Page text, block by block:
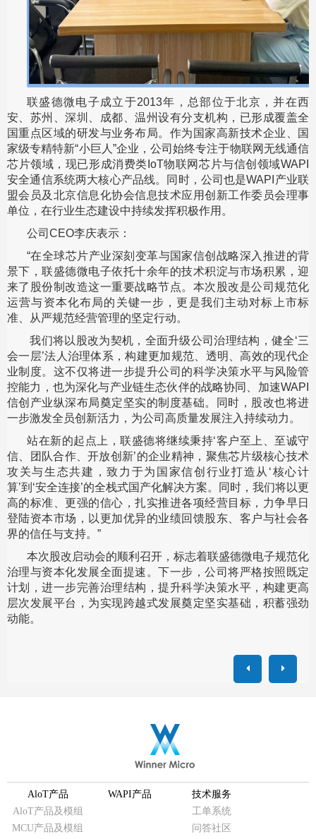
联盛德微电子成立于2013年，总部位于北京，并在西
安、苏州、深圳、成都、温州设有分支机构，已形成覆盖全
国重点区域的研发与业务布局。作为国家高新技术企业、国
家级专精特新“小巨人”企业，公司始终专注于物联网无线通信
芯片领域，现已形成消费类IoT物联网芯片与信创领域WAPI
安全通信系统两大核心产品线。同时，公司也是WAPI产业联
盟会员及北京信息化协会信息技术应用创新工作委员会理事
单位，在行业生态建设中持续发挥积极作用。
公司CEO李庆表示：
“在全球芯片产业深刻变革与国家信创战略深入推进的背
景下，联盛德微电子依托十余年的技术积淀与市场积累，迎
来了股份制改造这一重要战略节点。本次股改是公司规范化
运营与资本化布局的关键一步，更是我们主动对标上市标
准、从严规范经营管理的坚定行动。
我们将以股改为契机，全面升级公司治理结构，健全‘三
会一层’法人治理体系，构建更加规范、透明、高效的现代企
业制度。这不仅将进一步提升公司的科学决策水平与风险管
控能力，也为深化与产业链生态伙伴的战略协同、加速WAPI
信创产业纵深布局奠定坚实的制度基础。同时，股改也将进
一步激发全员创新活力，为公司高质量发展注入持续动力。
站在新的起点上，联盛德将继续秉持‘客户至上、至诚守
信、团队合作、开放创新’的企业精神，聚焦芯片级核心技术
攻关与生态共建，致力于为国家信创行业打造从‘核心计
算’到‘安全连接’的全栈式国产化解决方案。同时，我们将以更
高的标准、更强的信心，扎实推进各项经营目标，力争早日
登陆资本市场，以更加优异的业绩回馈股东、客户与社会各
界的信任与支持。”
本次股改启动会的顺利召开，标志着联盛德微电子规范化
治理与资本化发展全面提速。下一步，公司将严格按照既定
计划，进一步完善治理结构，提升科学决策水平，构建更高
层次发展平台，为实现跨越式发展奠定坚实基础，积蓄强劲
动能。
AloT产品
AloT产品及模组
MCU产品及模组
WAPI产品
技术服务
工单系统
问答社区